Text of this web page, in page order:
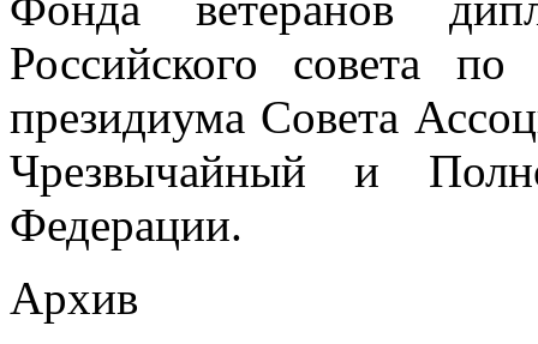
Российского совета
президиума Совета
Чрезвычайный и
Федерации.
Архив